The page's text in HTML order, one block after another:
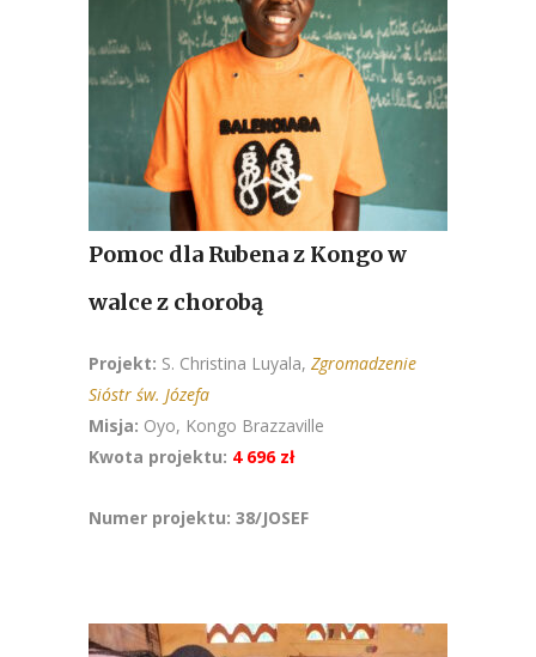
Pomoc dla Rubena z Kongo w
walce z chorobą
Projekt: S. Christina Luyala, Zgromadzenie
Sióstr św. Józefa
Misja: Oyo, Kongo Brazzaville
Kwota projektu: 4 696 zł
Numer projektu: 38/JOSEF